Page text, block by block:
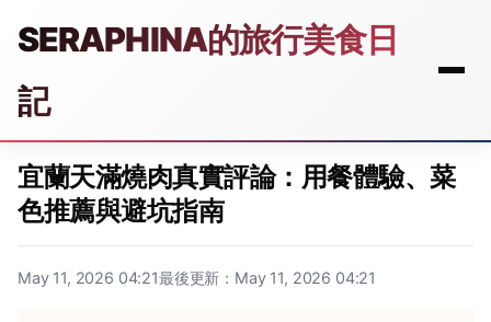
SERAPHINA的旅行美食日
記
宜蘭天滿燒肉真實評論：用餐體驗、菜
色推薦與避坑指南
May 11, 2026 04:21最後更新：May 11, 2026 04:21